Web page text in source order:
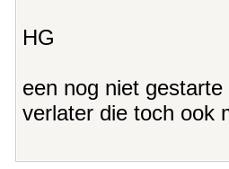
HG
een nog niet
verlater die toch ook